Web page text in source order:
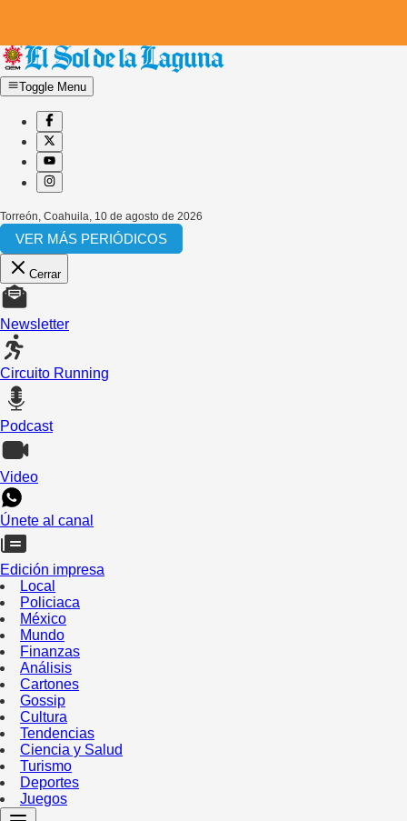
Toggle Menu
Torreón, Coahuila 10 de agosto de 2026
VER MÁS PERIÓDICOS
Cerrar
Newsletter
Circuito Running
Podcast
Video
Únete al canal
Edición impresa
Local
Policiaca
México
Mundo
Finanzas
Análisis
Cartones
Gossip
Cultura
Tendencias
Ciencia y Salud
Turismo
Deportes
Juegos